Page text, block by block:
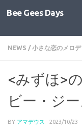
コンテンツへスキップ
Bee Gees Days
NEWS / 小さな恋のメロデ
<みずほ>
ビー・ジ
BY アマデウス · 2023/10/23